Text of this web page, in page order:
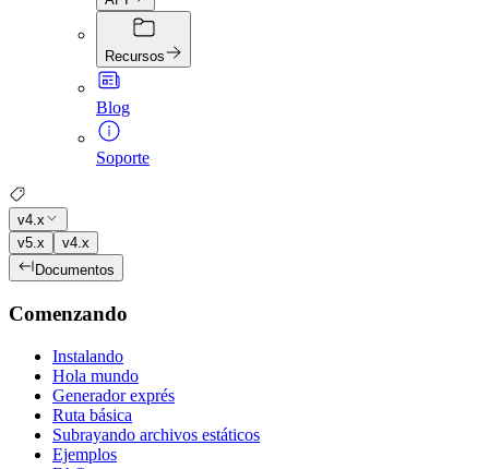
Recursos
Blog
Soporte
v4.x
v5.x
v4.x
Documentos
Comenzando
Instalando
Hola mundo
Generador exprés
Ruta básica
Subrayando archivos estáticos
Ejemplos